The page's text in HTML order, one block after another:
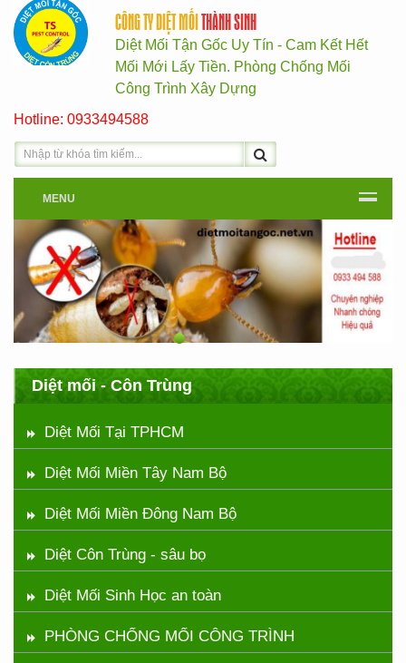
CÔNG TY DIỆT MỐITHÀNH SINH
Diệt Mối Tận Gốc Uy Tín - Cam Kết Hết
Mối Mới Lấy Tiền. Phòng Chống Mối
Công Trình Xây Dựng
Hotline: 0933494588
MENU
Diệt mối - Côn Trùng
Diệt Mối Tại TPHCM
Diệt Mối Miền Tây Nam Bộ
Diệt Mối Miền Đông Nam Bộ
Diệt Côn Trùng - sâu bọ
Diệt Mối Sinh Học an toàn
PHÒNG CHỐNG MỐI CÔNG TRÌNH